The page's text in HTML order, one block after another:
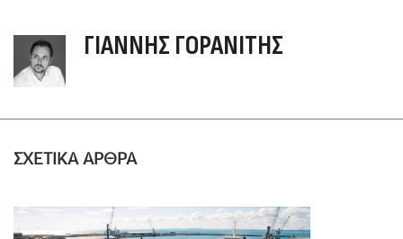
ΓΙΆΝΝΗΣ ΓΟΡΑΝΊΤΗΣ
ΣΧΕΤΙΚΑ ΑΡΘΡΑ